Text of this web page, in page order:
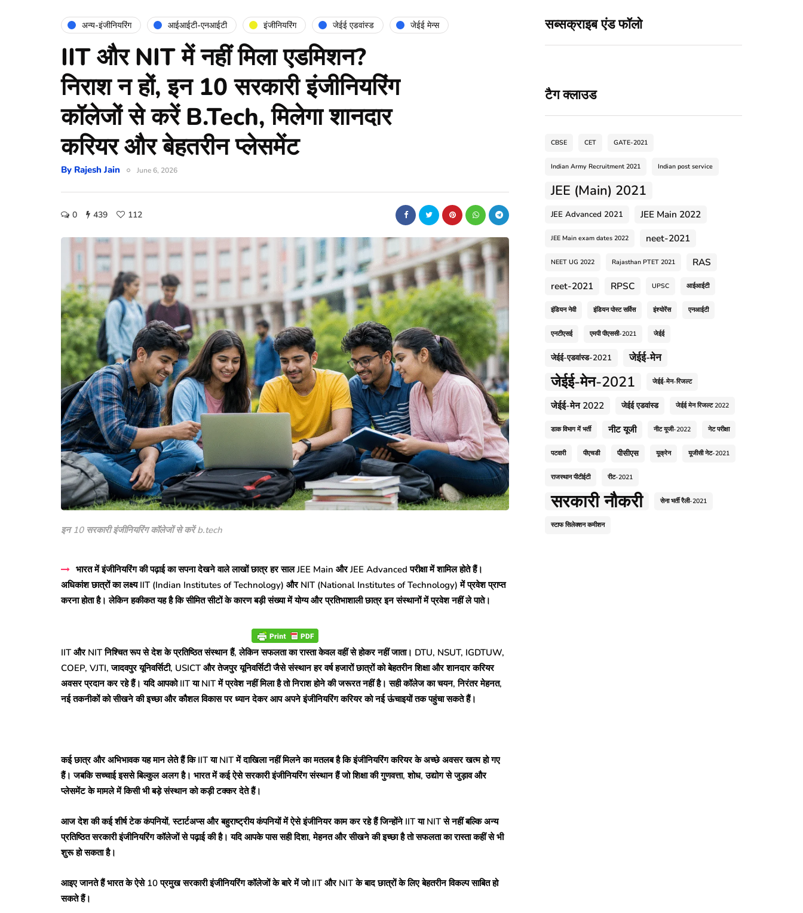
अन्य-इंजीनियरिंग आईआईटी-एनआईटी इंजीनियरिंग जेईई एडवांस्ड जेईई मेन्स
IIT और NIT में नहीं मिला एडमिशन?
निराश न हों, इन 10 सरकारी इंजीनियरिंग
कॉलेजों से करें B.Tech, मिलेगा शानदार
करियर और बेहतरीन प्लेसमेंट
By Rajesh Jain June 6, 2026
0 439 112
इन 10 सरकारी इंजीनियरिंग कॉलेजों से करें b.tech
भारत में इंजीनियरिंग की पढ़ाई का सपना देखने वाले लाखों छात्र हर साल JEE Main और JEE Advanced परीक्षा में शामिल होते हैं।
अधिकांश छात्रों का लक्ष्य IIT (Indian Institutes of Technology) और NIT (National Institutes of Technology) में प्रवेश प्राप्त
करना होता है। लेकिन हकीकत यह है कि सीमित सीटों के कारण बड़ी संख्या में योग्य और प्रतिभाशाली छात्र इन संस्थानों में प्रवेश नहीं ले पाते।
IIT और NIT निश्चित रूप से देश के प्रतिष्ठित संस्थान हैं, लेकिन सफलता का रास्ता केवल वहीं से होकर नहीं जाता। DTU, NSUT, IGDTUW,
COEP, VJTI, जादवपुर यूनिवर्सिटी, USICT और तेजपुर यूनिवर्सिटी जैसे संस्थान हर वर्ष हजारों छात्रों को बेहतरीन शिक्षा और शानदार करियर
अवसर प्रदान कर रहे हैं। यदि आपको IIT या NIT में प्रवेश नहीं मिला है तो निराश होने की जरूरत नहीं है। सही कॉलेज का चयन, निरंतर मेहनत,
नई तकनीकों को सीखने की इच्छा और कौशल विकास पर ध्यान देकर आप अपने इंजीनियरिंग करियर को नई ऊंचाइयों तक पहुंचा सकते हैं।
कई छात्र और अभिभावक यह मान लेते हैं कि IIT या NIT में दाखिला नहीं मिलने का मतलब है कि इंजीनियरिंग करियर के अच्छे अवसर खत्म हो गए
हैं। जबकि सच्चाई इससे बिल्कुल अलग है। भारत में कई ऐसे सरकारी इंजीनियरिंग संस्थान हैं जो शिक्षा की गुणवत्ता, शोध, उद्योग से जुड़ाव और
प्लेसमेंट के मामले में किसी भी बड़े संस्थान को कड़ी टक्कर देते हैं।
आज देश की कई शीर्ष टेक कंपनियों, स्टार्टअप्स और बहुराष्ट्रीय कंपनियों में ऐसे इंजीनियर काम कर रहे हैं जिन्होंने IIT या NIT से नहीं बल्कि अन्य
प्रतिष्ठित सरकारी इंजीनियरिंग कॉलेजों से पढ़ाई की है। यदि आपके पास सही दिशा, मेहनत और सीखने की इच्छा है तो सफलता का रास्ता कहीं से भी
शुरू हो सकता है।
आइए जानते हैं भारत के ऐसे 10 प्रमुख सरकारी इंजीनियरिंग कॉलेजों के बारे में जो IIT और NIT के बाद छात्रों के लिए बेहतरीन विकल्प साबित हो
सकते हैं।
सब्सक्राइब एंड फॉलो
टैग क्लाउड
CBSE CET GATE-2021
Indian Army Recruitment 2021 Indian post service
JEE (Main) 2021
JEE Advanced 2021 JEE Main 2022
JEE Main exam dates 2022 neet-2021
NEET UG 2022 Rajasthan PTET 2021
RAS
reet-2021
RPSC UPSC आईआईटी
इंडियन नेवी इंडियन पोस्ट सर्विस इंश्योरेंस एनआईटी
एनटीएसई एमपी पीएससी-2021 जेईई
जेईई-एडवांस्ड-2021 जेईई-मेन
जेईई-मेन-2021 जेईई-मेन-रिजल्ट
जेईई-मेन 2022 जेईई एडवांस्ड जेईई मेन रिजल्ट 2022
डाक विभाग में भर्ती नीट यूजी नीट यूजी-2022 नेट परीक्षा
पटवारी पीएचडी पीसीएस यूक्रेन यूजीसी नेट-2021
राजस्थान पीटीईटी रीट-2021
सरकारी नौकरी सेना भर्ती रैली-2021
स्टाफ सिलेक्शन कमीशन